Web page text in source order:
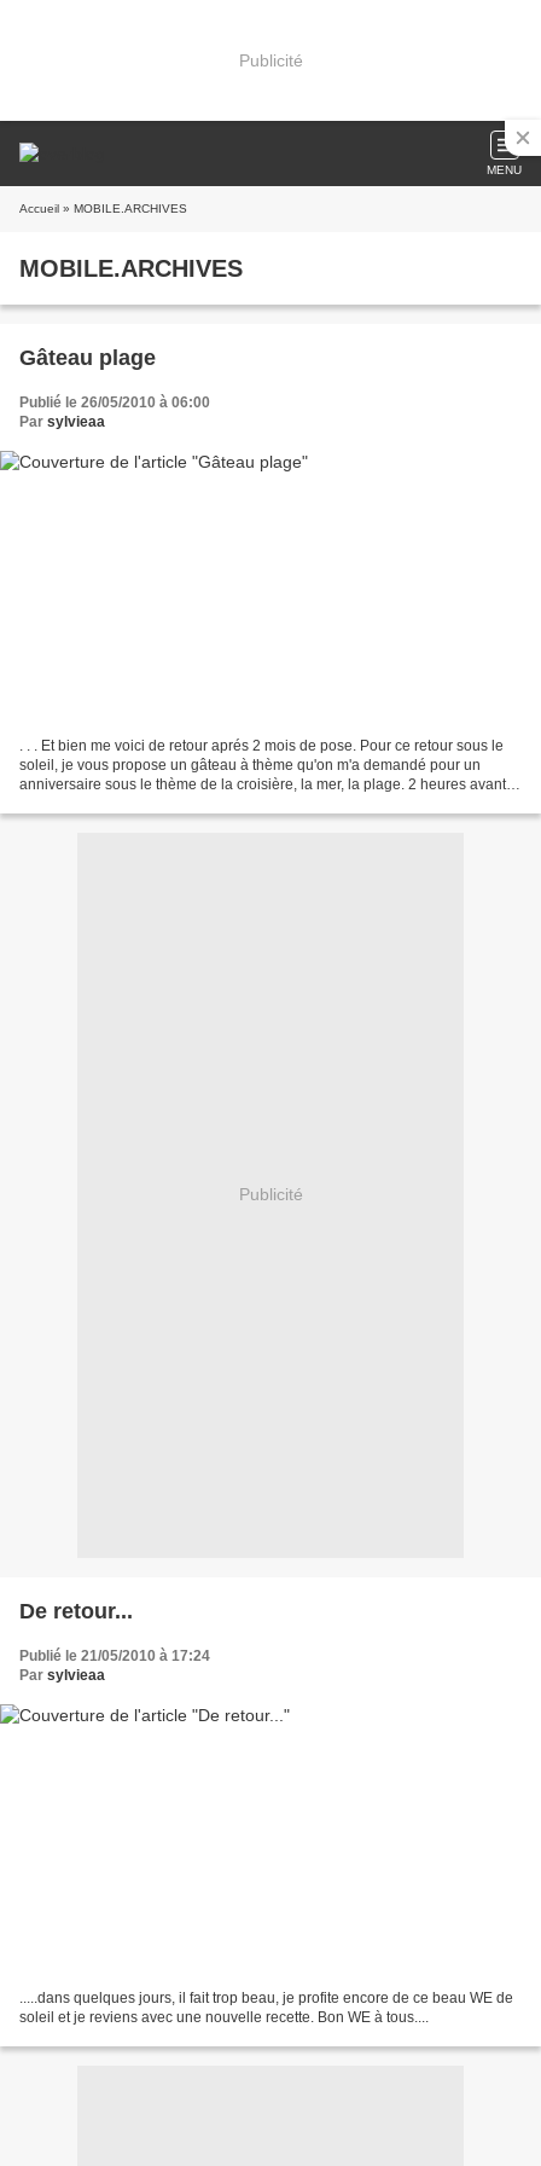
Publicité
MENU
Accueil » MOBILE.ARCHIVES
MOBILE.ARCHIVES
Gâteau plage
Publié le 26/05/2010 à 06:00
Par sylvieaa
. . . Et bien me voici de retour aprés 2 mois de pose. Pour ce retour sous le
soleil, je vous propose un gâteau à thème qu'on m'a demandé pour un
anniversaire sous le thème de la croisière, la mer, la plage. 2 heures avant
Publicité
De retour...
Publié le 21/05/2010 à 17:24
Par sylvieaa
.....dans quelques jours, il fait trop beau, je profite encore de ce beau WE de
soleil et je reviens avec une nouvelle recette. Bon WE à tous....